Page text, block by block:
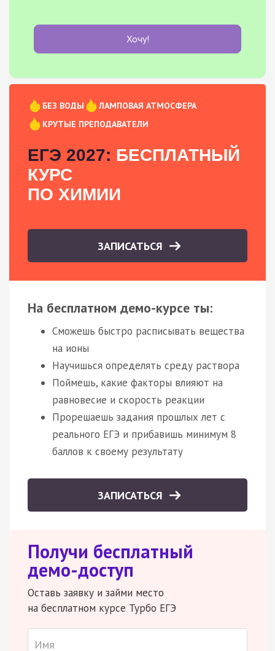
Хочу!
БЕЗ ВОДЫ
ЛАМПОВАЯ АТМОСФЕРА
КРУТЫЕ ПРЕПОДАВАТЕЛИ
ЕГЭ 2027: БЕСПЛАТНЫЙ
КУРС
ПО ХИМИИ
ЗАПИСАТЬСЯ
На бесплатном демо-курсе ты:
Сможешь быстро расписывать вещества
на ионы
Научишься определять среду раствора
Поймешь, какие факторы влияют на
равновесие и скорость реакции
Прорешаешь задания прошлых лет с
реального ЕГЭ и прибавишь минимум 8
баллов к своему результату
ЗАПИСАТЬСЯ
Получи бесплатный
демо-доступ
Оставь заявку и займи место
на бесплатном курсе Турбо ЕГЭ